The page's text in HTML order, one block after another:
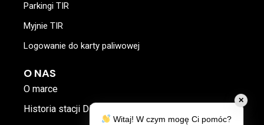
Parkingi TIR
Myjnie TIR
Logowanie do karty paliwowej
O NAS
O marce
Historia stacji DP
✕
Witaj! W czym mogę Ci pomóc?